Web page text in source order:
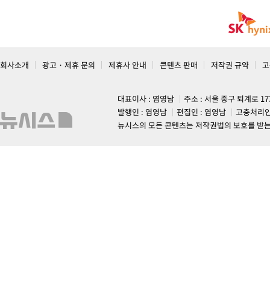
회사소개 광고 · 제휴 문의 제휴사 안내 콘텐츠 판매 저작권 규약
대표이사 : 염영남
주소 : 서울 중구 퇴계로
발행인 : 염영남
편집인 : 염영남
고충처리
뉴시스의 모든 콘텐츠는 저작권법의 보호를